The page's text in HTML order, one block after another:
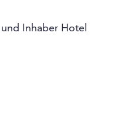
Inhaber Hotel